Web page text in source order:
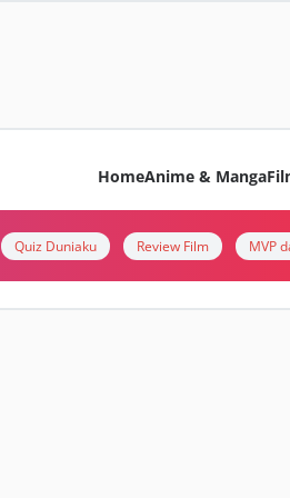
HomeAnime & Manga
Quiz Duniaku Review Film MVP